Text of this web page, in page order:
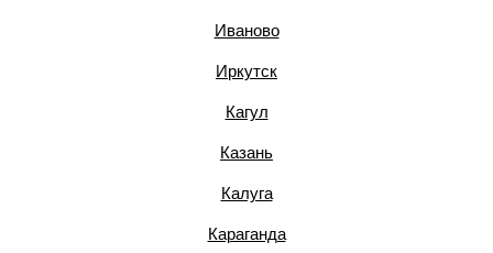
Иваново
Иркутск
Кагул
Казань
Калуга
Караганда